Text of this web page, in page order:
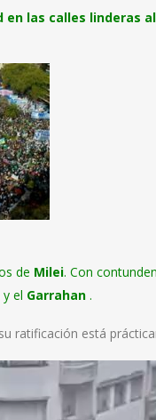
las calles linderas
de Milei. Con
y el Garrahan .
ratificación está